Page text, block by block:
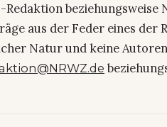
beziehungsweise
aus der Feder eines der
Natur und keine